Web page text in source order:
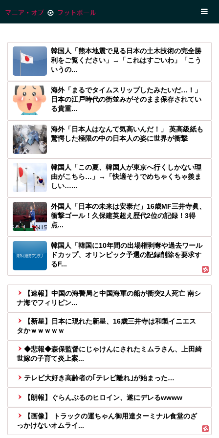
韓国人「熊本地震で見る日本の土木技術の完全勝
利をご覧ください」→「これはすごいわ」「こう
いうの...
海外「まるでタイムスリップしたみたいだ…！」
日本の江戸時代の街並みがそのまま保存されてい
る貴重...
海外「日本人はなんて気高いんだ！」 英高級紙も
驚愕した極限の中の日本人の姿に世界が衝撃
韓国人「この夏、韓国人が東京へ行くしかない理
由がこちら…」→「快適そうでめちゃくちゃ羨ま
しい…...
外国人「日本の未来は安泰だ」16歳MF三井寺眞、
衝撃ゴール！久保建英超え歴代2位の記録！3得
点...
韓国人「韓国に10年間の出場権剥奪や過去ワール
ドカップ、オリンピック予選の記録削除を要求す
るF...
【速報】中国の海警局と中国海軍の船が衝突2人死亡 南シ
ナ海でフィリピン...
【新星】日本に現れた新星、16歳三井寺は和製イニエス
タかｗｗｗｗｗ
◆悲報◆森保監督にじゃけんにされたミムラさん、上田綺
世嫁の子育て炎上案...
テレビ大好き高齢者の｢テレビ離れ｣が始まった…
【朗報】ぐらんぶるのヒロイン、遂にデレるwwww
【画像】 トラックの運ちゃん御用達ターミナル食堂のざ
っかけないオムライ...